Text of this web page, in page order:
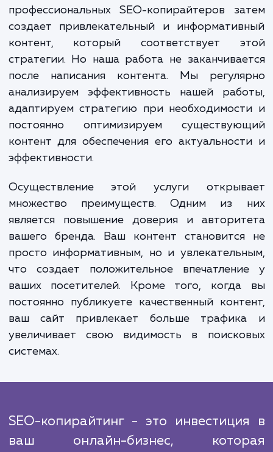
начинается с проведения глубокого
вашего бизнеса, вашей целевой
ключевых конкурентов. Это помогает
понять, что важно для ваших клиентов, и
можем использовать это для
видимости вашего сайта.
Мы разрабатываем стратегию
основанную на результатах нашего
определяя оптимальные ключевые
темы для ваших статей и блогов. Наша
профессиональных SEO-копирайтеров
создает привлекательный и
контент, который соответствует
стратегии. Но наша работа не
после написания контента. Мы
анализируем эффективность нашей
адаптируем стратегию при
постоянно оптимизируем
контент для обеспечения его
множество преимуществ. Одним из
является повышение доверия и